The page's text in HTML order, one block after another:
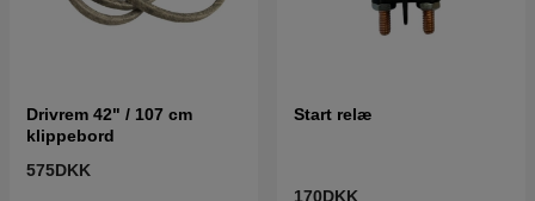
Drivrem 42" / 107 cm
klippebord
575DKK
Start relæ
170DKK